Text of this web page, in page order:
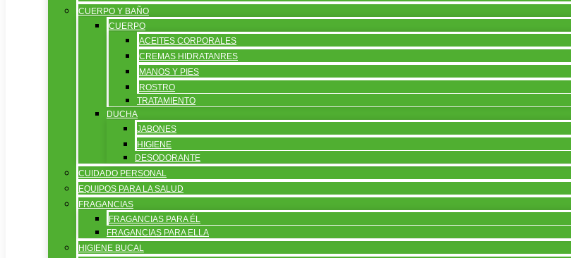
CUERPO Y BAÑO
CUERPO
ACEITES CORPORALES
CREMAS HIDRATANRES
MANOS Y PIES
ROSTRO
TRATAMIENTO
DUCHA
JABONES
HIGIENE
DESODORANTE
CUIDADO PERSONAL
EQUIPOS PARA LA SALUD
FRAGANCIAS
FRAGANCIAS PARA ÉL
FRAGANCIAS PARA ELLA
HIGIENE BUCAL